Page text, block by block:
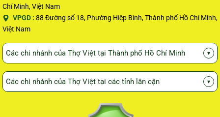
Chí Minh, Việt Nam
VPGD : 88 Đường số 18, Phường Hiệp Bình, Thành phố Hồ Chí Minh,
Việt Nam
Các chi nhánh của Thợ Việt tại Thành phố Hồ Chí Minh ▾
Các chi nhánh của Thợ Việt tại các tỉnh lân cận ▾